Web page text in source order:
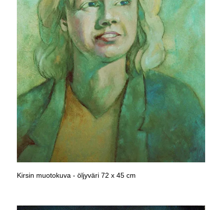
Kirsin muotokuva - öljyväri 72 x 45 cm